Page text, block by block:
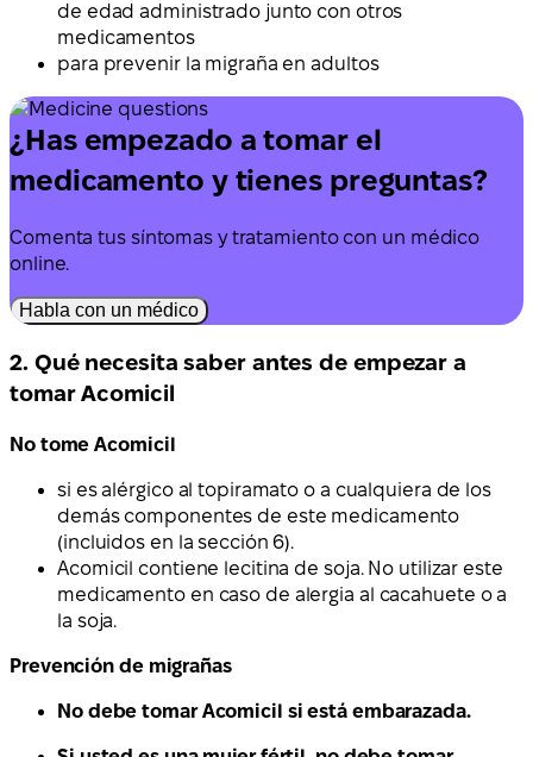
de edad administrado junto con otros
medicamentos
para prevenir la migraña en adultos
¿Has empezado a tomar el
medicamento y tienes preguntas?
Comenta tus síntomas y tratamiento con un médico
online.
Habla con un médico
2. Qué necesita saber antes de empezar a
tomar Acomicil
No tome Acomicil
si es alérgico al topiramato o a cualquiera de los
demás componentes de este medicamento
(incluidos en la sección 6).
Acomicil contiene lecitina de soja. No utilizar este
medicamento en caso de alergia al cacahuete o a
la soja.
Prevención de migrañas
No debe tomar Acomicil si está embarazada.